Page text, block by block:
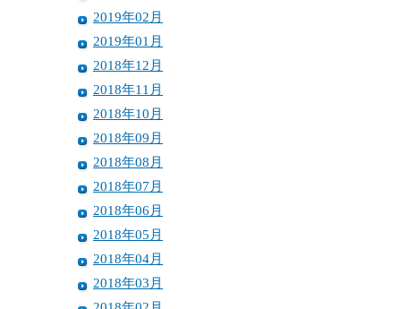
2019年02月
2019年01月
2018年12月
2018年11月
2018年10月
2018年09月
2018年08月
2018年07月
2018年06月
2018年05月
2018年04月
2018年03月